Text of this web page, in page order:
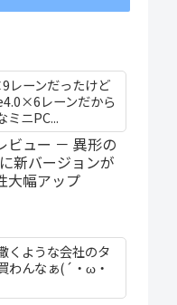
ーンだったけど
レーンだから
ミニPC...
ビュー － 異形の
新バージョンが
大幅アップ
くような会社のタ
わんなぁ(´・ω・